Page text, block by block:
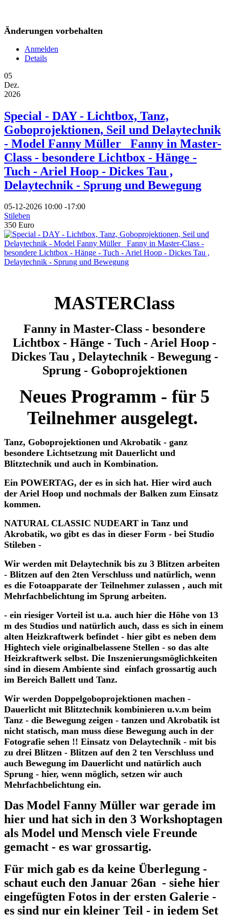
Änderungen vorbehalten
Anmelden
Details
05
Dez.
2026
Special - DAY - Lichtbox, Tanz,
Goboprojektionen, Seil und Delaytechnik
- Model Fanny Müller _Fanny in Master-
Class - besondere Lichtbox - Hänge -
Tuch - Ariel Hoop - Dickes Tau ,
Delaytechnik - Sprung und Bewegung
05-12-2026 10:00 -17:00
Stileben
350 Euro
MASTERClass
Fanny in Master-Class - besondere
Lichtbox - Hänge - Tuch - Ariel Hoop -
Dickes Tau , Delaytechnik - Bewegung -
Sprung - Goboprojektionen
Neues Programm - für 5
Teilnehmer ausgelegt.
Tanz, Goboprojektionen und Akrobatik - ganz
besondere Lichtsetzung mit Dauerlicht und
Blitztechnik und auch in Kombination.
Ein POWERTAG, der es in sich hat. Hier wird auch
der Ariel Hoop und nochmals der Balken zum Einsatz
kommen.
NATURAL CLASSIC NUDEART in Tanz und
Akrobatik, wo gibt es das in dieser Form - bei Studio
Stileben -
Wir werden mit Delaytechnik bis zu 3 Blitzen arbeiten
- Blitzen auf den 2ten Verschluss und natürlich, wenn
es die Fotoapparate der Teilnehmer zulassen , auch mit
Mehrfachbelichtung im Sprung arbeiten.
- ein riesiger Vorteil ist u.a. auch hier die Höhe von 13
m des Studios und natürlich auch, dass es sich in einem
alten Heizkraftwerk befindet - hier gibt es neben dem
Hightech viele originalbelassene Stellen - so das alte
Heizkraftwerk selbst. Die Inszenierungsmöglichkeiten
sind in diesem Ambiente sind einfach grossartig auch
im Bereich Ballett und Tanz.
Wir werden Doppelgoboprojektionen machen -
Dauerlicht mit Blitztechnik kombinieren u.v.m beim
Tanz - die Bewegung zeigen - tanzen und Akrobatik ist
nicht statisch, man muss diese Bewegung auch in der
Fotografie sehen !! Einsatz von Delaytechnik - mit bis
zu drei Blitzen - Blitzen auf den 2 ten Verschluss und
auch Bewegung im Dauerlicht und natürlich auch
Sprung - hier, wenn möglich, setzen wir auch
Mehrfachbelichtung ein.
Das Model Fanny Müller war gerade im
hier und hat sich in den 3 Workshoptagen
als Model und Mensch viele Freunde
gemacht - es war grossartig.
Für mich gab es da keine Überlegung -
schaut euch den Januar 26an - siehe hier
eingefügten Fotos in der ersten Galerie -
es sind nur ein kleiner Teil - in jedem Set